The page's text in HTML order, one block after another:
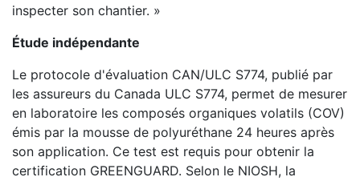
inspecter son chantier. »
Étude indépendante
Le protocole d'évaluation CAN/ULC S774, publié par
les assureurs du Canada ULC S774, permet de mesurer
en laboratoire les composés organiques volatils (COV)
émis par la mousse de polyuréthane 24 heures après
son application. Ce test est requis pour obtenir la
certification GREENGUARD. Selon le NIOSH, la